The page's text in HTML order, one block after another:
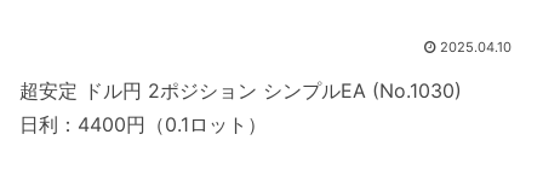
2025.04.10
超安定 ドル円 2ポジション シンプルEA (No.1030)
日利：4400円（0.1ロット）